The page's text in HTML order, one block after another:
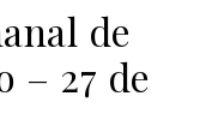
de
– 27 de